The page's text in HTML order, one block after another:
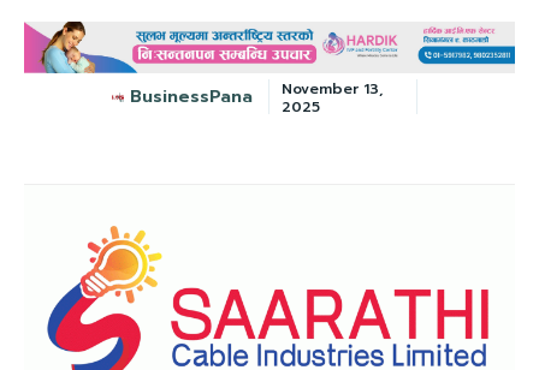
BusinessPana
November 13,
2025